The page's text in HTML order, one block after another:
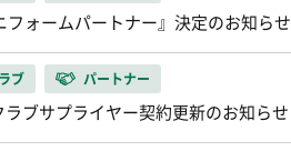
フォームパートナー』決定のお知らせ
ブ パートナー
ブサプライヤー契約更新のお知らせ